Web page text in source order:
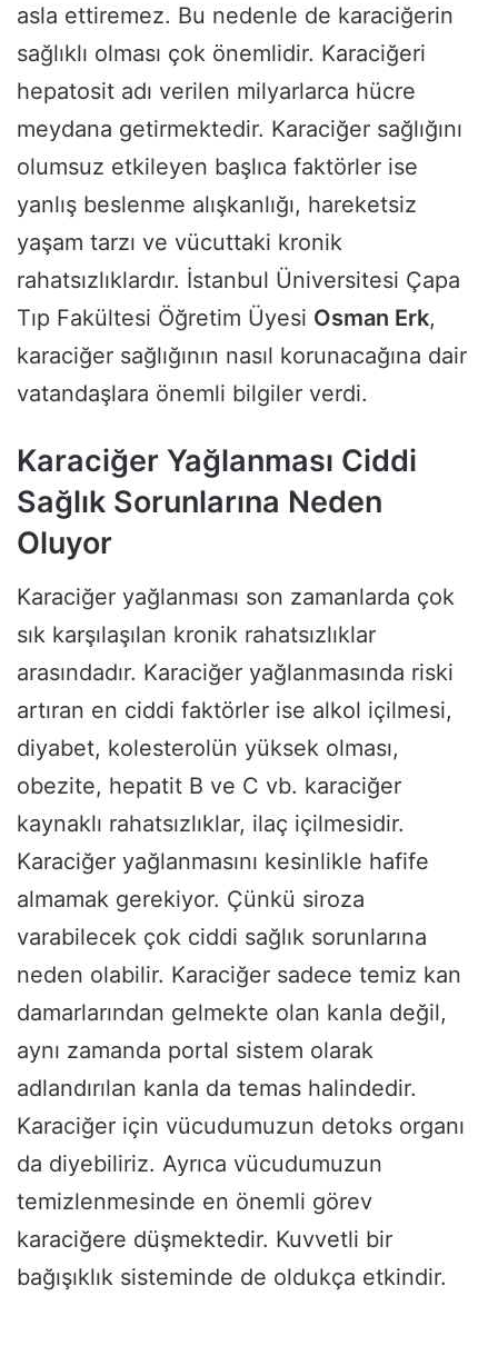
asla ettiremez. Bu nedenle de karaciğerin
sağlıklı olması çok önemlidir. Karaciğeri
hepatosit adı verilen milyarlarca hücre
meydana getirmektedir. Karaciğer sağlığını
olumsuz etkileyen başlıca faktörler ise
yanlış beslenme alışkanlığı, hareketsiz
yaşam tarzı ve vücuttaki kronik
rahatsızlıklardır. İstanbul Üniversitesi Çapa
Tıp Fakültesi Öğretim Üyesi Osman Erk,
karaciğer sağlığının nasıl korunacağına dair
vatandaşlara önemli bilgiler verdi.
Karaciğer Yağlanması Ciddi
Sağlık Sorunlarına Neden
Oluyor
Karaciğer yağlanması son zamanlarda çok
sık karşılaşılan kronik rahatsızlıklar
arasındadır. Karaciğer yağlanmasında riski
artıran en ciddi faktörler ise alkol içilmesi,
diyabet, kolesterolün yüksek olması,
obezite, hepatit B ve C vb. karaciğer
kaynaklı rahatsızlıklar, ilaç içilmesidir.
Karaciğer yağlanmasını kesinlikle hafife
almamak gerekiyor. Çünkü siroza
varabilecek çok ciddi sağlık sorunlarına
neden olabilir. Karaciğer sadece temiz kan
damarlarından gelmekte olan kanla değil,
aynı zamanda portal sistem olarak
adlandırılan kanla da temas halindedir.
Karaciğer için vücudumuzun detoks organı
da diyebiliriz. Ayrıca vücudumuzun
temizlenmesinde en önemli görev
karaciğere düşmektedir. Kuvvetli bir
bağışıklık sisteminde de oldukça etkindir.